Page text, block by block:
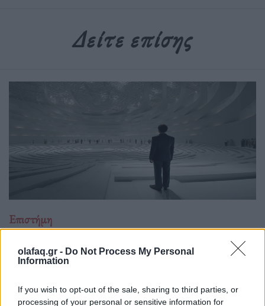
olafaq.gr - Do Not Process My Personal
Information
If you wish to opt-out of the sale, sharing to third parties, or
processing of your personal or sensitive information for
Δείτε επίσης
Επιστήμη
LSD στην ψυχιατρική